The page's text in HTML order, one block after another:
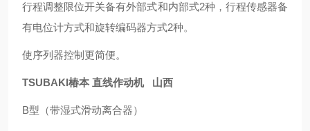
行程调整限位开关备有外部式和内部式2种，行程传感器备
有电位计方式和旋转编码器方式2种。
使序列器控制更简便。
TSUBAKI椿本 直线作动机 山西
B型（带湿式滑动离合器）